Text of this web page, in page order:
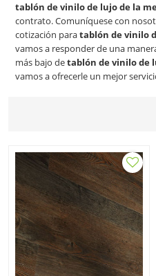
tablón de vinilo de lujo de la
contrato. Comuníquese con
cotización paratablón de vinilo
vamos a responder de una
más bajo detablón de vinilo de
vamos a ofrecerle un mejor